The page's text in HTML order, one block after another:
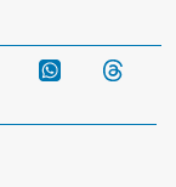
Telegram WhatsApp